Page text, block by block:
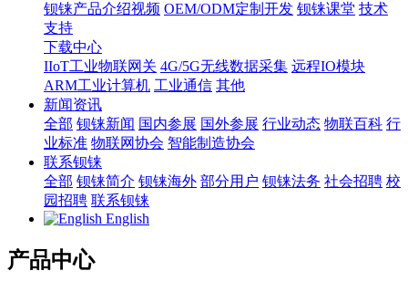
钡铼产品介绍视频 OEM/ODM定制开发 钡铼课堂 技术
支持
下载中心
IIoT工业物联网关 4G/5G无线数据采集 远程IO模块
ARM工业计算机 工业通信 其他
新闻资讯
全部 钡铼新闻 国内参展 国外参展 行业动态 物联百科 行
业标准 物联网协会 智能制造协会
联系钡铼
全部 钡铼简介 钡铼海外 部分用户 钡铼法务 社会招聘 校
园招聘 联系钡铼
English
产品中心